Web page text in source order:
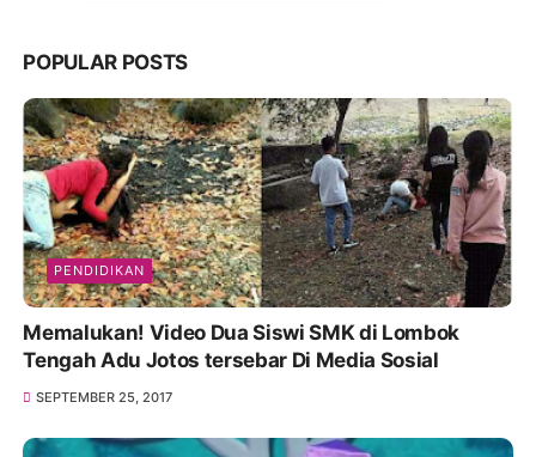
POPULAR POSTS
PENDIDIKAN
Memalukan! Video Dua Siswi SMK di Lombok
Tengah Adu Jotos tersebar Di Media Sosial
SEPTEMBER 25, 2017